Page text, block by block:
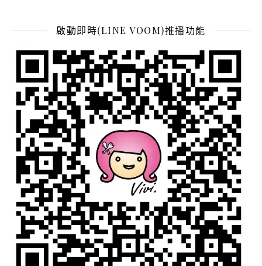
啟動即時(LINE VOOM)推播功能